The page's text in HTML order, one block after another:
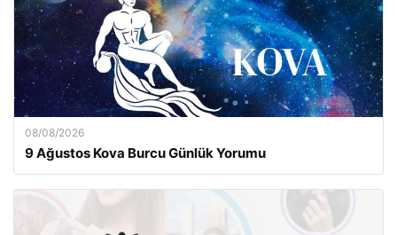
08/08/2026
9 Ağustos Kova Burcu Günlük Yorumu